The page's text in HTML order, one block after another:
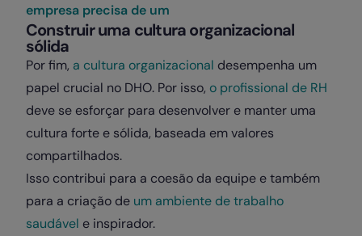
empresa precisa de um
Construir uma cultura organizacional
sólida
Por fim, a cultura organizacional desempenha um
papel crucial no DHO. Por isso, o profissional de RH
deve se esforçar para desenvolver e manter uma
cultura forte e sólida, baseada em valores
compartilhados.
Isso contribui para a coesão da equipe e também
para a criação de um ambiente de trabalho
saudável e inspirador.